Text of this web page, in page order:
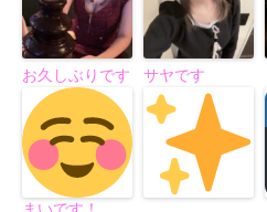
お久しぶりです サヤです